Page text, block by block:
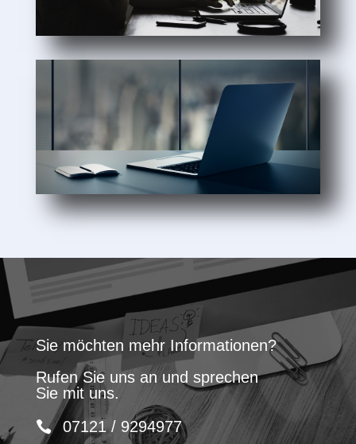
Sie möchten mehr Informationen?
Rufen Sie uns an und sprechen
Sie mit uns.
07121 / 9294977